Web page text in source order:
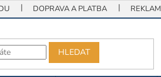
DOPRAVA A PLATBA
HLEDAT